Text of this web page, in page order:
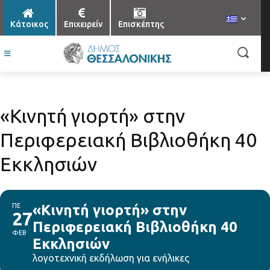
Κάτοικος Επιχειρείν Επισκέπτης
«Κινητή γιορτή» στην
Περιφερειακή Βιβλιοθήκη 40
Εκκλησιών
ΠΕ
27
ΦΕΒ
«Κινητή γιορτή» στην
Περιφερειακή Βιβλιοθήκη 40
Εκκλησιών
λογοτεχνική εκδήλωση για ενήλικες